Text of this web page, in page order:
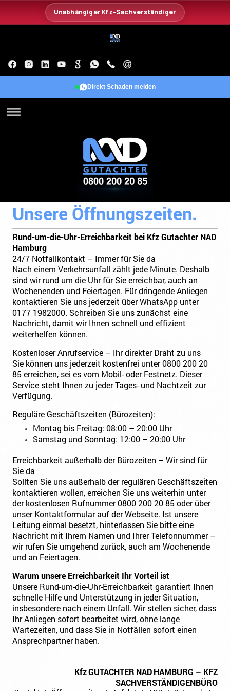
Unsere Öffnungszeiten.
Rund-um-die-Uhr-Erreichbarkeit bei Kfz Gutachter NAD
Hamburg
24/7 Notfallkontakt – Immer für Sie da
Nach einem Verkehrsunfall zählt jede Minute. Deshalb
sind wir rund um die Uhr für Sie erreichbar, auch an
Wochenenden und Feiertagen. Für dringende Anliegen
kontaktieren Sie uns jederzeit über WhatsApp unter
0177 1982000. Schreiben Sie uns zunächst eine
Nachricht, damit wir Ihnen schnell und effizient
weiterhelfen können.
Kostenloser Anrufservice – Ihr direkter Draht zu uns
Sie können uns jederzeit kostenfrei unter 0800 200 20
85 erreichen, sei es vom Mobil- oder Festnetz. Dieser
Service steht Ihnen zu jeder Tages- und Nachtzeit zur
Verfügung.
Reguläre Geschäftszeiten (Bürozeiten):
Montag bis Freitag: 08:00 – 20:00 Uhr
Samstag und Sonntag: 12:00 – 20:00 Uhr
Erreichbarkeit außerhalb der Bürozeiten – Wir sind für
Sie da
Sollten Sie uns außerhalb der regulären Geschäftszeiten
kontaktieren wollen, erreichen Sie uns weiterhin unter
der kostenlosen Rufnummer 0800 200 20 85 oder über
unser Kontaktformular auf der Webseite. Ist unsere
Leitung einmal besetzt, hinterlassen Sie bitte eine
Nachricht mit Ihrem Namen und Ihrer Telefonnummer –
wir rufen Sie umgehend zurück, auch am Wochenende
und an Feiertagen.
Warum unsere Erreichbarkeit Ihr Vorteil ist
Unsere Rund-um-die-Uhr-Erreichbarkeit garantiert Ihnen
schnelle Hilfe und Unterstützung in jeder Situation,
insbesondere nach einem Unfall. Wir stellen sicher, dass
Ihr Anliegen sofort bearbeitet wird, ohne lange
Wartezeiten, und dass Sie in Notfällen sofort einen
Ansprechpartner haben.
KfzGUTACHTER NADHAMBURG – KFZ
SACHVERSTÄNDIGENBÜRO